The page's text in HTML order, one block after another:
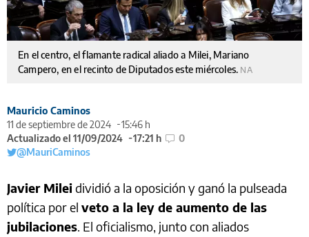
En el centro, el flamante radical aliado a Milei, Mariano
Campero, en el recinto de Diputados este miércoles. NA
Mauricio Caminos
11 de septiembre de 2024
15:46 h
Actualizado el 11/09/2024
17:21 h
0
@MauriCaminos
Javier Mileidividió a la oposición y ganó la pulseada
política por el veto a la ley de aumento de las
jubilaciones. El oficialismo, junto con aliados